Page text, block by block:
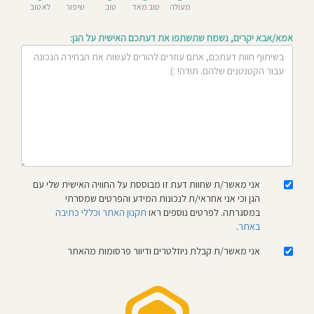
מעולה טוב מאד טוב
שיפור
לא טוב
אמא/אבא יקרים, נשמח שתשתפו את דעתכם האישית על הגן:
אני מאשר/ת שחוות דעת זו מבוססת על החוויה האישית שלי עם
הגן וכי אני אחראי/ת לנכונות המידע והפרטים שמסרתי
במסגרתה. לפרטים נוספים ראו תקנון האתר וכללי כתיבה
באתר.
אני מאשר/ת קבלת ניוזלטרים ודיוור פרסומות מהאתר